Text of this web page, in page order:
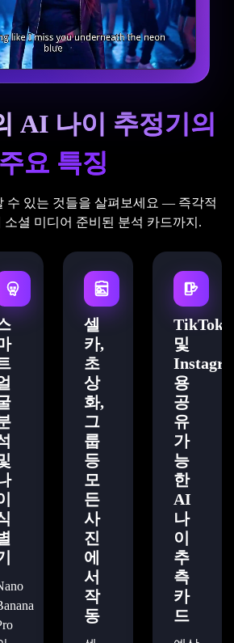
AI 나이 추정기의
주요 특징
수 있는 것들을 살펴보세요 — 즉각적
소셜 미디어 준비된 분석 카드까지.
셀
카,
초
상
화,
그
룹
등
모
든
사
진
에
서
작
동
TikTok
및
용
공
유
가
능
한
AI
나
이
추
측
카
드